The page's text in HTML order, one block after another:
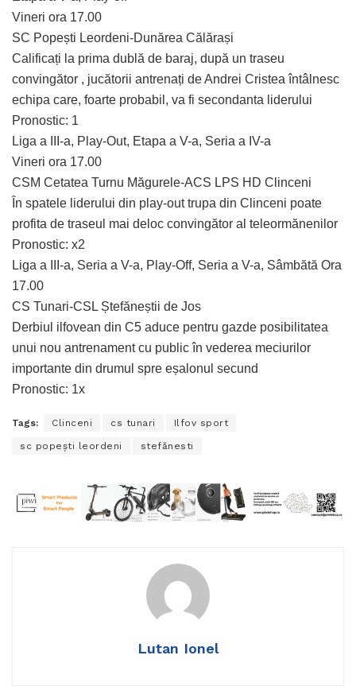
Vineri ora 17.00
SC Popești Leordeni-Dunărea Călărași
Calificați la prima dublă de baraj, după un traseu
convingător , jucătorii antrenați de Andrei Cristea întâlnesc
echipa care, foarte probabil, va fi secondanta liderului
Pronostic: 1
Liga a III-a, Play-Out, Etapa a V-a, Seria a IV-a
Vineri ora 17.00
CSM Cetatea Turnu Măgurele-ACS LPS HD Clinceni
În spatele liderului din play-out trupa din Clinceni poate
profita de traseul mai deloc convingător al teleormănenilor
Pronostic: x2
Liga a III-a, Seria a V-a, Play-Off, Seria a V-a, Sâmbătă Ora
17.00
CS Tunari-CSL Ștefăneștii de Jos
Derbiul ilfovean din C5 aduce pentru gazde posibilitatea
unui nou antrenament cu public în vederea meciurilor
importante din drumul spre eșalonul secund
Pronostic: 1x
Tags: Clinceni cs tunari Ilfov sport
sc popeşti leordeni stefănesti
Lutan Ionel